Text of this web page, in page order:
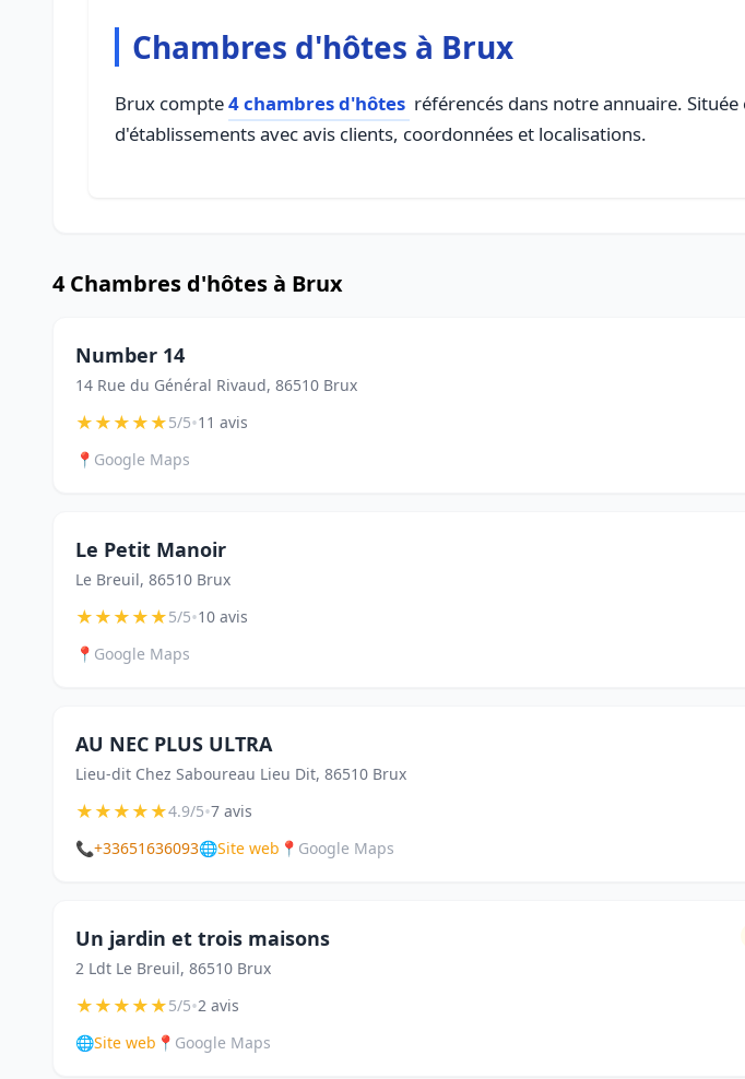
Chambres d'hôtes à Brux
Brux compte4 chambres d'hôtes référencés dans notre annuaire.
d'établissements avec avis clients, coordonnées et localisations.
4 Chambres d'hôtes à Brux
Number 14
14 Rue du Général Rivaud, 86510 Brux
★★★★★5/5•11 avis
📍 Google Maps
Le Petit Manoir
Le Breuil, 86510 Brux
★★★★★5/5•10 avis
📍 Google Maps
AU NEC PLUS ULTRA
Lieu-dit Chez Saboureau Lieu Dit, 86510 Brux
★★★★★4.9/5•7 avis
📞+33651636093🌐Site web 📍 Google Maps
Un jardin et trois maisons
2 Ldt Le Breuil, 86510 Brux
★★★★★5/5•2 avis
🌐Site web 📍 Google Maps